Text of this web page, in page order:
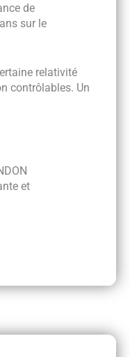
de
sur le
relativité
contrôlables. Un
et